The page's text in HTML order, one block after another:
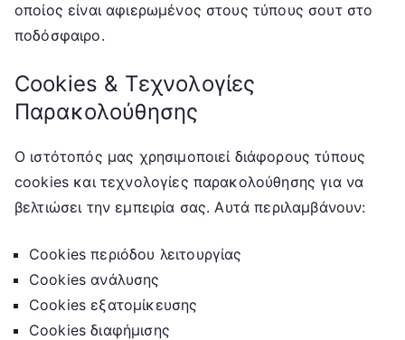
οποίος είναι αφιερωμένος στους τύπους σουτ στο
ποδόσφαιρο.
Cookies & Τεχνολογίες
Παρακολούθησης
Ο ιστότοπός μας χρησιμοποιεί διάφορους τύπους
cookies και τεχνολογίες παρακολούθησης για να
βελτιώσει την εμπειρία σας. Αυτά περιλαμβάνουν:
Cookies περιόδου λειτουργίας
Cookies ανάλυσης
Cookies εξατομίκευσης
Cookies διαφήμισης